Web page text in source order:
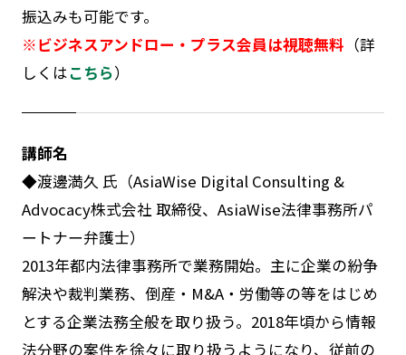
振込みも可能です。
※ビジネスアンドロー・プラス会員は視聴無料 （詳
しくはこちら）
講師名
◆渡邊満久 氏（AsiaWise Digital Consulting &
Advocacy株式会社 取締役、AsiaWise法律事務所パ
ートナー弁護士）
2013年都内法律事務所で業務開始。主に企業の紛争
解決や裁判業務、倒産・M&A・労働等の等をはじめ
とする企業法務全般を取り扱う。2018年頃から情報
法分野の案件を徐々に取り扱うようになり、従前の